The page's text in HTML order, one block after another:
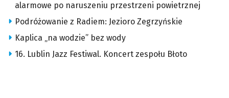
alarmowe po naruszeniu przestrzeni powietrznej
Podróżowanie z Radiem: Jezioro Zegrzyńskie
Kaplica „na wodzie” bez wody
16. Lublin Jazz Festiwal. Koncert zespołu Błoto